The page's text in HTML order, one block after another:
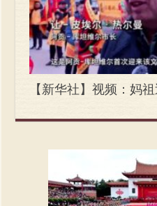
【新华社】视频：妈